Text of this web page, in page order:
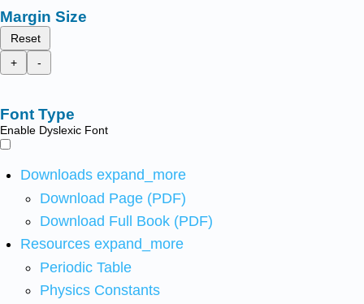
Margin Size
Reset
+
-
Font Type
Enable Dyslexic Font
Downloads expand_more
Download Page (PDF)
Download Full Book (PDF)
Resources expand_more
Periodic Table
Physics Constants